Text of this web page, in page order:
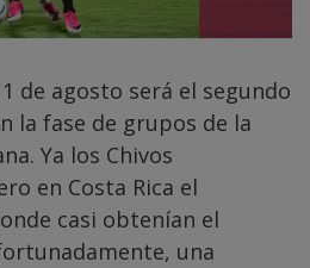
de agosto será el segundo
la fase de grupos de la
Ya los Chivos
en Costa Rica el
casi obtenían el
una